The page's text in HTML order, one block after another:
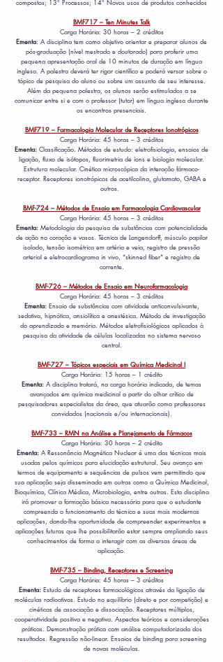
compostos; 13° Processos; 14° Novos usos de produtos conhecidos
BMF717 – Ten Minutes Talk
Carga Horária: 30 horas – 2 créditos
Ementa: A disciplina tem como objetivo orientar e preparar alunos de
pós-graduação (nível mestrado e doutorado) para proferir uma
pequena apresentação oral de 10 minutos de duração em língua
inglesa. A palestra deverá ter rigor científico e poderá versar sobre o
tópico de pesquisa do aluno ou sobre um assunto de seu interesse.
Além da pequena palestra, os alunos serão estimulados a se
comunicar entre si e com o professor (tutor) em língua inglesa durante
os encontros presenciais.
BMF719 – Farmacologia Molecular de Receptores Ionotrópicos
Carga Horária: 45 horas – 3 créditos
Ementa: Classificação. Métodos de estudo: eletrofisiologia, ensaios de
ligação, fluxo de isótopos, fluorimetria de íons e biologia molecular.
Estrutura molecular. Cinética microscópica da interação fármaco-
receptor. Receptores ionotrópicos de acetilcolina, glutamato, GABA e
outros.
BMF-724 – Métodos de Ensaio em Farmacologia Cardiovascular
Carga Horária: 45 horas – 3 créditos
Ementa:Metodologia da pesquisa de substâncias com potencialidade
de ação no coração e vasos. Técnica de Langendorff, músculo papilar
isolado, tensão isométrica em artéria e veia, registro de pressão
arterial e eletrocardiograma in vivo, “skinned fiber” e registro de
corrente.
BMF-726 – Métodos de Ensaio em Neurofarmacologia
Carga Horária: 45 horas – 3 créditos
Ementa: Ensaio de substâncias com atividade anticonvulsivante,
sedativa, hipnótica, ansiolítica e anestésica. Método de investigação
do aprendizado e memória. Métodos eletrofisiológicos aplicados à
pesquisa da atividade de células localizadas no sistema nervoso
central.
BMF-727 – Tópicos especiais em Química Medicinal I
Carga Horária: 15 horas – 1 crédito
Ementa: A disciplina tratará, na carga horária indicada, de temas
avançados em química medicinal a partir do olhar crítico de
pesquisadores especialistas da área, que atuarão como professores
convidados (nacionais e/ou internacionais).
BMF-733 – RMN na Análise e Planejamento de Fármacos
Carga Horária: 30 horas – 2 crédito
Ementa: A Ressonância Magnética Nuclear é uma das técnicas mais
usadas pelos químicos para elucidação estrutural. Seu avanço em
termos de equipamento e sequências de pulsos vem permitindo que
sua aplicação seja disseminada em outras como a Química Medicinal,
Bioquímica, Clínica Médica, Microbiologia, entre outras. Esta disciplina
irá promover a formação básica necessária para que o estudante
compreenda o funcionamento da técnica e suas mais modernas
aplicações, dando-lhe oportunidade de compreender experimentos e
aplicações futuras que lhe possibilitarão estar sempre ampliando seus
conhecimentos de forma a interagir com as diversas áreas de
aplicação.
BMF-735 – Binding, Receptores e Screening
Carga Horária: 45 horas – 3 créditos
Ementa:Estudo de receptores farmacológicos através da ligação de
moléculas radioativas. Estudo no equilíbrio (direto e por competição) e
cinéticas de associação e dissociação. Receptores múltiplos,
cooperatividade positiva e negativa. Aspectos teóricos e considerações
práticas. Demonstração prática com análise computadorizada dos
resultados. Regressão não-linear. Ensaios de binding para screening
de novas moléculas.